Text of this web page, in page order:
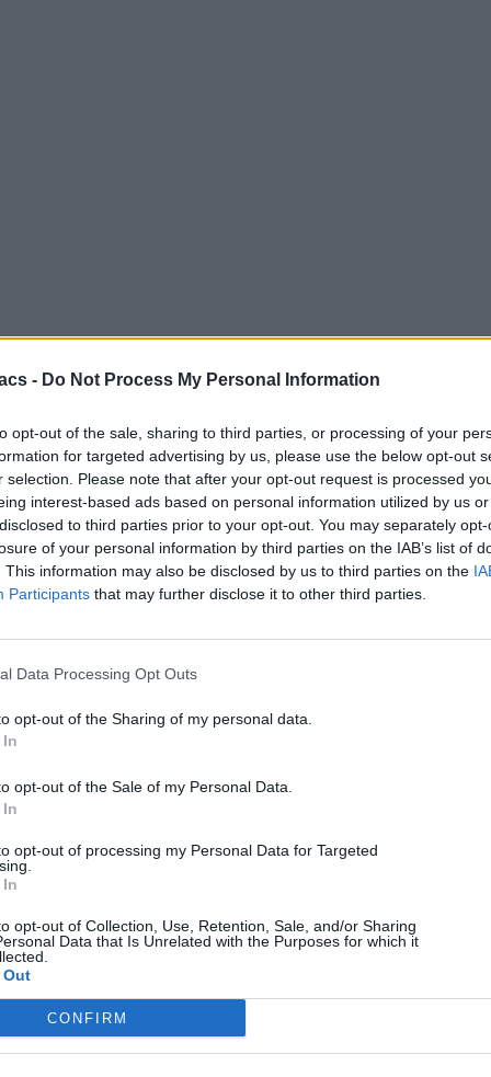
- Do Not Process My Personal Information
opt-out of the sale, sharing to third parties, or processing of your
for targeted advertising by us, please use the below opt-out
selection. Please note that after your opt-out request is processed
interest-based ads based on personal information utilized by us
to third parties prior to your opt-out. You may separately
of your personal information by third parties on the IAB’s list of
This information may also be disclosed by us to third parties on the
Participants that may further disclose it to other third parties.
Data Processing Opt Outs
opt-out of the Sharing of my personal data.
opt-out of the Sale of my Personal Data.
opt-out of processing my Personal Data for Targeted
opt-out of Collection, Use, Retention, Sale, and/or Sharing
Data that Is Unrelated with the Purposes for which it
CONFIRM